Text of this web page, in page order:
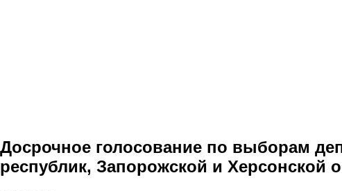
Досрочное голосование по выборам
республик, Запорожской и Херсонской